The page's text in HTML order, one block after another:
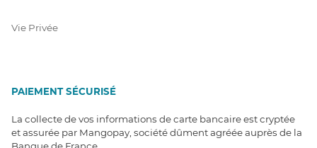
Vie Privée
PAIEMENT SÉCURISÉ
La collecte de vos informations de carte bancaire est cryptée
et assurée par Mangopay, société dûment agréée auprès de la